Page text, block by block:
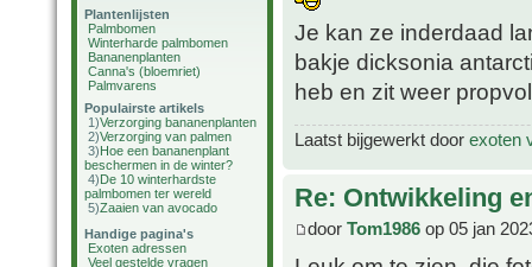
Plantenlijsten
Palmbomen
Winterharde palmbomen
Bananenplanten
Canna's (bloemriet)
Palmvarens
Populairste artikels
1)Verzorging bananenplanten
2)Verzorging van palmen
3)Hoe een bananenplant
beschermen in de winter?
4)De 10 winterhardste
palmbomen ter wereld
5)Zaaien van avocado
Handige pagina's
Exoten adressen
Veel gestelde vragen
Je kan ze inderdaad
bakje dicksonia
heb en zit weer
Laatst bijgewerkt door exoten
Re: Ontwikkeling
door Tom1986 op 05 jan